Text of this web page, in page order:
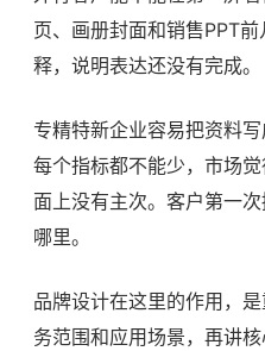
页、画册封面和销售PPT
释，说明表达还没有完成。
专精特新企业容易把资料
每个指标都不能少，市场
面上没有主次。客户第一
哪里。
品牌设计在这里的作用，
务范围和应用场景，再讲